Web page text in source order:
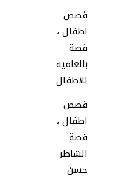
قصص
اطفال ،
قصة
بالعاميه
للاطفال
قصص
اطفال ،
قصة
الشاطر
حسن